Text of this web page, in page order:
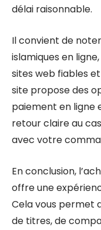
délai raisonnable.
Il convient de
islamiques en
sites web fiables
site propose des
paiement en ligne
retour claire au
avec votre
En conclusion,
offre une
Cela vous permet
de titres, de